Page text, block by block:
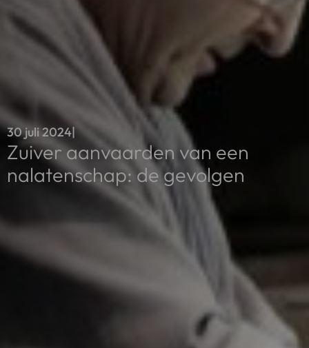
30 juli 2024|
Zuiver aanvaarden van een
nalatenschap: de gevolgen